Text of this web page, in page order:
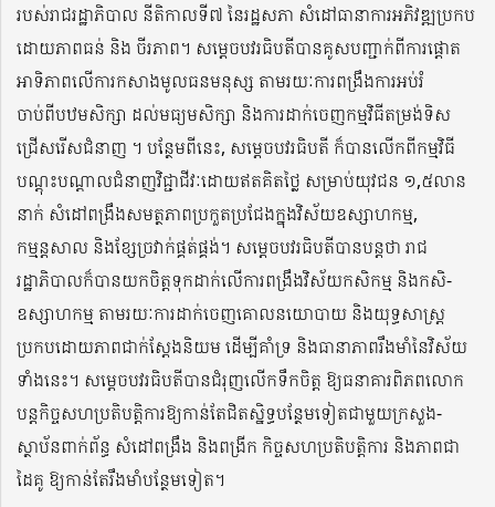
របស់រាជរដ្ឋាភិបាល នីតិកាលទី៧ នៃរដ្ឋសភា សំដៅធានាការអភិវឌ្ឍប្រកប
ដោយភាពធន់ និង ចីរភាព។ សម្ដេចបវរធិបតីបានគូសបញ្ជាក់ពីការផ្ដោត
អាទិភាពលើការកសាងមូលធនមនុស្ស តាមរយៈការពង្រឹងការអប់រំ
ចាប់ពីបឋមសិក្សា ដល់មធ្យមសិក្សា និងការដាក់ចេញកម្មវិធីតម្រង់ទិស
ជ្រើសរើសជំនាញ ។ បន្ថែមពីនេះ, សម្ដេចបវរធិបតី ក៏បានលើកពីកម្មវិធី
បណ្ដុះបណ្ដាលជំនាញវិជ្ជាជីវៈដោយឥតគិតថ្លៃ សម្រាប់យុវជន ១,៥លាន
នាក់ សំដៅពង្រឹងសមត្ថភាពប្រកួតប្រជែងក្នុងវិស័យឧស្សាហកម្ម,
កម្មន្តសាល និងខ្សែច្រវាក់ផ្គត់ផ្គង់។ សម្ដេចបវរធិបតីបានបន្តថា រាជ
រដ្ឋាភិបាលក៏បានយកចិត្តទុកដាក់លើការពង្រឹងវិស័យកសិកម្ម និងកសិ-
ឧស្សាហកម្ម តាមរយៈការដាក់ចេញគោលនយោបាយ និងយុទ្ធសាស្ត្រ
ប្រកបដោយភាពជាក់ស្ដែងនិយម ដើម្បីគាំទ្រ និងធានាភាពរឹងមាំនៃវិស័យ
ទាំងនេះ។ សម្ដេចបវរធិបតីបានជំរុញលើកទឹកចិត្ត ឱ្យធនាគារពិភពលោក
បន្តកិច្ចសហប្រតិបត្តិការឱ្យកាន់តែជិតស្និទ្ធបន្ថែមទៀតជាមួយក្រសួង-
ស្ថាប័នពាក់ព័ន្ធ សំដៅពង្រឹង និងពង្រីក កិច្ចសហប្រតិបត្តិការ និងភាពជា
ដៃគូ ឱ្យកាន់តែរឹងមាំបន្ថែមទៀត។